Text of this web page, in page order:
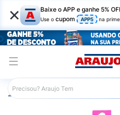
× Baixe o APP e ganhe 5%
Use o cupom APP5 na
Araujo Maquiagem